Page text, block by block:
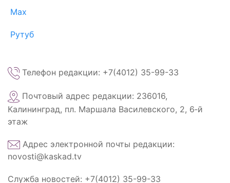
Max
Рутуб
Телефон редакции: +7(4012) 35-99-33
Почтовый адрес редакции: 236016,
Калининград, пл. Маршала Василевского, 2, 6‑й
этаж
Адрес электронной почты редакции:
novosti@kaskad.tv
Служба новостей: +7(4012) 35-99-33